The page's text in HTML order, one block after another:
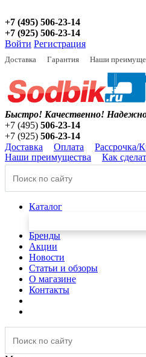
+7 (495) 506-23-14
+7 (925) 506-23-14
Войти Регистрация
Доставка Гарантия Наши
Быстро! Качественно!
+7 (495) 506-23-14
+7 (925) 506-23-14
Доставка
Оплата Рассрочка/
Наши преимущества
Как
Каталог
Бренды
Акции
Новости
Статьи и обзоры
О магазине
Контакты